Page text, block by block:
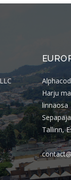
de projetos
Harju
linnaosa
Tallinn,